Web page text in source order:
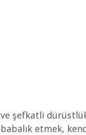
ve şefkatli
babalık etmek,